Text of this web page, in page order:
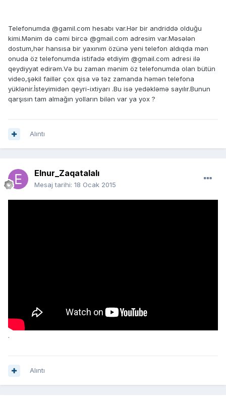
Telefonumda @gamil.com hesabı var.Hər bir andriddə olduğu
kimi.Mənim də cəmi bircə @gmail.com adresim var.Məsələn
dostum,hər hansısa bir yaxınım özünə yeni telefon aldıqda mən
onuda öz telefonumda istifadə etdiyim @gmail.com adresi ilə
qeydiyyat edirəm.Və bu zaman mənim öz telefonumda olan bütün
video,şəkil faillər çox qisa və təz zamanda həmən telefona
yüklənir.İsteyimidən qeyri-ixtiyarı .Bu isə yedəkləmə sayılır.Bunun
qarşısın tam almağın yolların bilən var ya yox ?
Alıntı
Elnur_Zaqatalalı
Mesaj tarihi: 18 Ocak 2015
.
Alıntı